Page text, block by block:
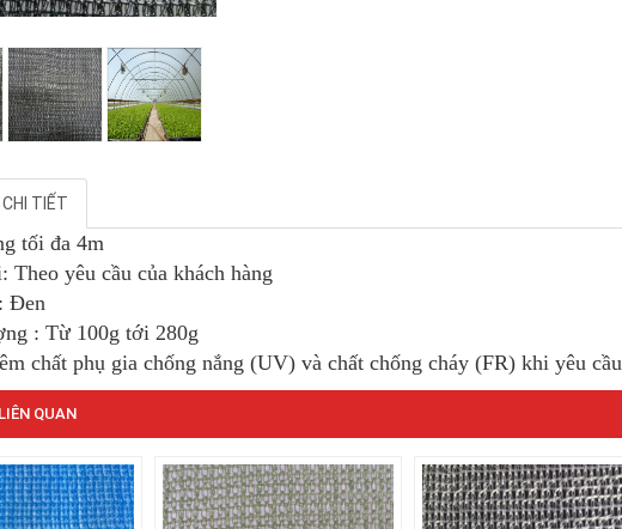
TIẾT
tối đa 4m
Theo yêu cầu của khách hàng
Đen
: Từ 100g tới 280g
chất phụ gia chống nắng (UV) và chất chống cháy (FR) khi yêu cầu
QUAN